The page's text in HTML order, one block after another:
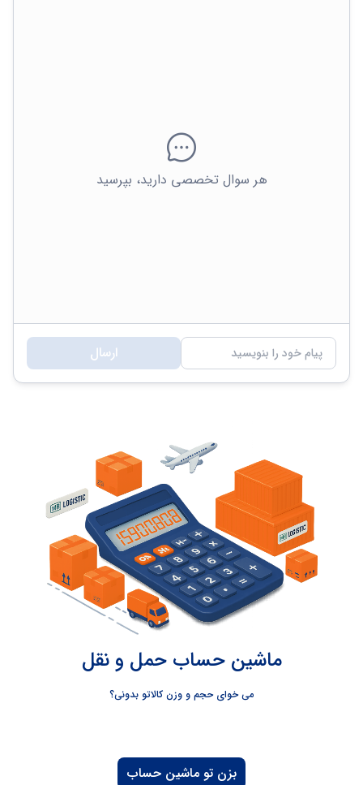
هر سوال تخصصی دارید، بپرسید
ارسال
ماشین حساب حمل و نقل
می خوای حجم و وزن کالاتو بدونی؟
بزن تو ماشین حساب